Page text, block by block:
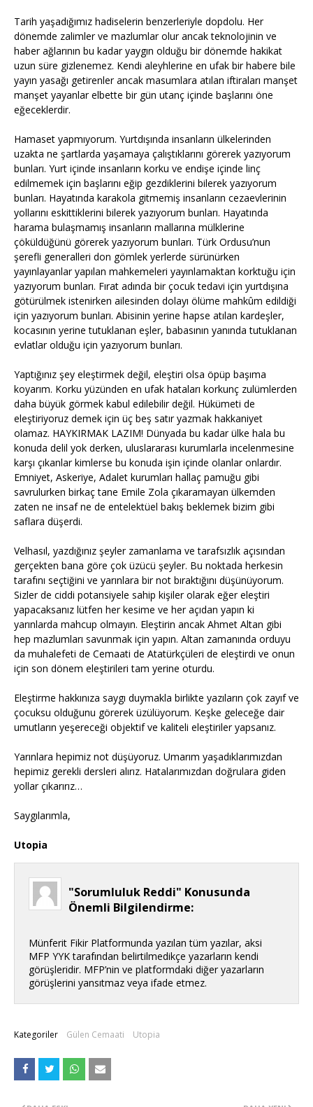
Tarih yaşadığımız hadiselerin benzerleriyle dopdolu. Her
dönemde zalimler ve mazlumlar olur ancak teknolojinin ve
haber ağlarının bu kadar yaygın olduğu bir dönemde hakikat
uzun süre gizlenemez. Kendi aleyhlerine en ufak bir habere bile
yayın yasağı getirenler ancak masumlara atılan iftiraları manşet
manşet yayanlar elbette bir gün utanç içinde başlarını öne
eğeceklerdir.
Hamaset yapmıyorum. Yurtdışında insanların ülkelerinden
uzakta ne şartlarda yaşamaya çalıştıklarını görerek yazıyorum
bunları. Yurt içinde insanların korku ve endişe içinde linç
edilmemek için başlarını eğip gezdiklerini bilerek yazıyorum
bunları. Hayatında karakola gitmemiş insanların cezaevlerinin
yollarını eskittiklerini bilerek yazıyorum bunları. Hayatında
harama bulaşmamış insanların mallarına mülklerine
çöküldüğünü görerek yazıyorum bunları. Türk Ordusu’nun
şerefli generalleri don gömlek yerlerde sürünürken
yayınlayanlar yapılan mahkemeleri yayınlamaktan korktuğu için
yazıyorum bunları. Fırat adında bir çocuk tedavi için yurtdışına
götürülmek istenirken ailesinden dolayı ölüme mahkûm edildiği
için yazıyorum bunları. Abisinin yerine hapse atılan kardeşler,
kocasının yerine tutuklanan eşler, babasının yanında tutuklanan
evlatlar olduğu için yazıyorum bunları.
Yaptığınız şey eleştirmek değil, eleştiri olsa öpüp başıma
koyarım. Korku yüzünden en ufak hataları korkunç zulümlerden
daha büyük görmek kabul edilebilir değil. Hükümeti de
eleştiriyoruz demek için üç beş satır yazmak hakkaniyet
olamaz. HAYKIRMAK LAZIM! Dünyada bu kadar ülke hala bu
konuda delil yok derken, uluslararası kurumlarla incelenmesine
karşı çıkanlar kimlerse bu konuda işin içinde olanlar onlardır.
Emniyet, Askeriye, Adalet kurumları hallaç pamuğu gibi
savrulurken birkaç tane Emile Zola çıkaramayan ülkemden
zaten ne insaf ne de entelektüel bakış beklemek bizim gibi
saflara düşerdi.
Velhasıl, yazdığınız şeyler zamanlama ve tarafsızlık açısından
gerçekten bana göre çok üzücü şeyler. Bu noktada herkesin
tarafını seçtiğini ve yarınlara bir not bıraktığını düşünüyorum.
Sizler de ciddi potansiyele sahip kişiler olarak eğer eleştiri
yapacaksanız lütfen her kesime ve her açıdan yapın ki
yarınlarda mahcup olmayın. Eleştirin ancak Ahmet Altan gibi
hep mazlumları savunmak için yapın. Altan zamanında orduyu
da muhalefeti de Cemaati de Atatürkçüleri de eleştirdi ve onun
için son dönem eleştirileri tam yerine oturdu.
Eleştirme hakkınıza saygı duymakla birlikte yazıların çok zayıf ve
çocuksu olduğunu görerek üzülüyorum. Keşke geleceğe dair
umutların yeşereceği objektif ve kaliteli eleştiriler yapsanız.
Yarınlara hepimiz not düşüyoruz. Umarım yaşadıklarımızdan
hepimiz gerekli dersleri alırız. Hatalarımızdan doğrulara giden
yollar çıkarırız…
Saygılarımla,
Utopia
"Sorumluluk Reddi" Konusunda
Önemli Bilgilendirme:
Münferit Fikir Platformunda yazılan tüm yazılar, aksi
MFP YYK tarafından belirtilmedikçe yazarların kendi
görüşleridir. MFP’nin ve platformdaki diğer yazarların
görüşlerini yansıtmaz veya ifade etmez.
Kategoriler Gülen Cemaati Utopia